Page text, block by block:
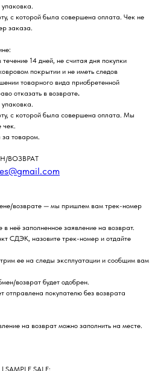
с которой была совершена оплата. Чек не
заказа.
14 дней, не считая дня покупки
покрытии и не иметь следов
товарного вида приобретенной
отказать в возврате.
с которой была совершена оплата. Мы
товаром.
ВОЗВРАТ
возврате — мы пришлем вам трек-номер
в неё заполненное заявление на возврат.
СДЭК, назовите трек-номер и отдайте
ее на следы эксплуатации и сообщим вам
возврат будет одобрен.
отправлена покупателю без возврата
на возврат можно заполнить на месте.
SALE;